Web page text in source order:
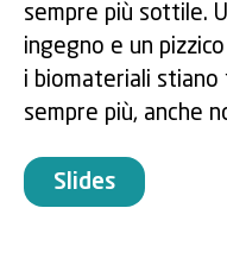
sempre più sottile.
ingegno e un
i biomateriali stiano
sempre più, anche
Slides